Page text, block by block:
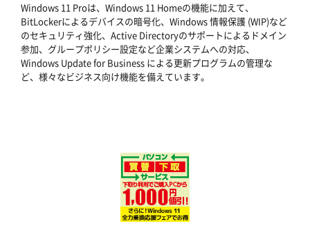
Windows 11 Proは、Windows 11 Homeの機能に加えて、
BitLockerによるデバイスの暗号化、Windows 情報保護 (WIP)など
のセキュリティ強化、Active Directoryのサポートによるドメイン
参加、グループポリシー設定など企業システムへの対応、
Windows Update for Business による更新プログラムの管理な
ど、様々なビジネス向け機能を備えています。